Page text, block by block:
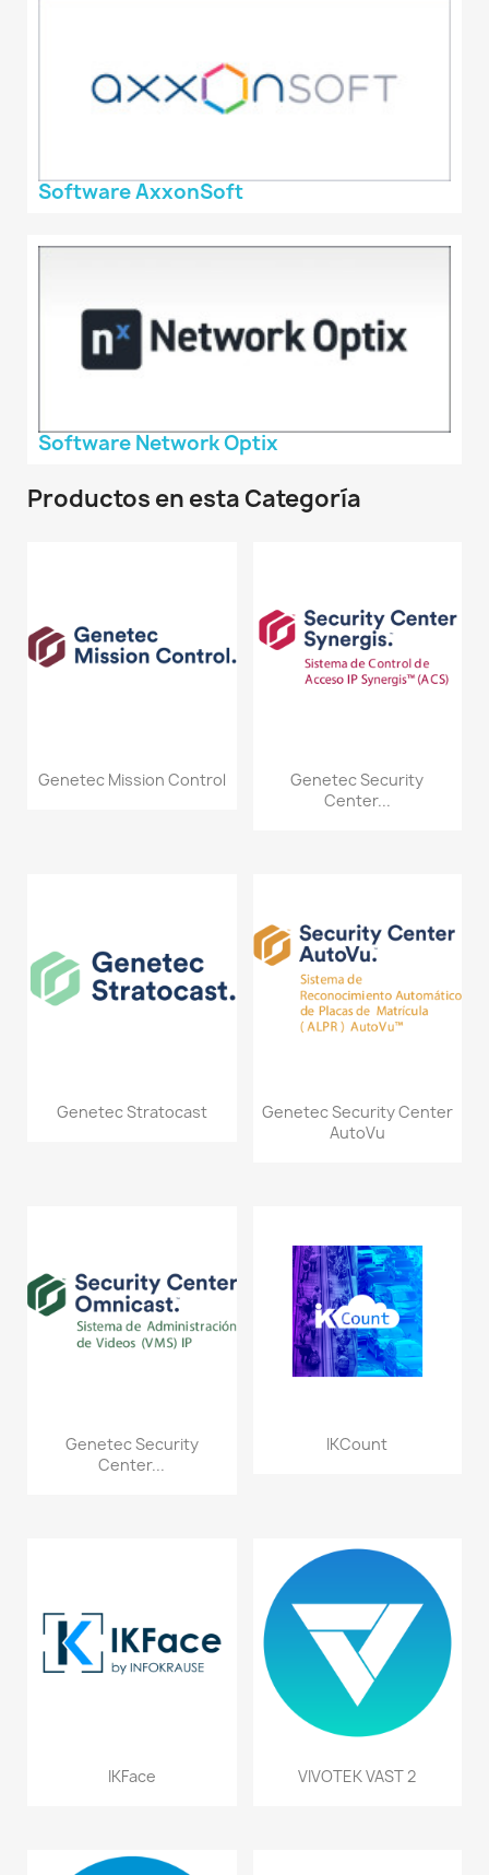
Software AxxonSoft
Software Network Optix
Productos en esta Categoría
Genetec Mission Control
Genetec Security
Center...
Genetec Stratocast
Genetec Security Center
AutoVu
Genetec Security
Center...
IKCount
IKFace VIVOTEK VAST 2